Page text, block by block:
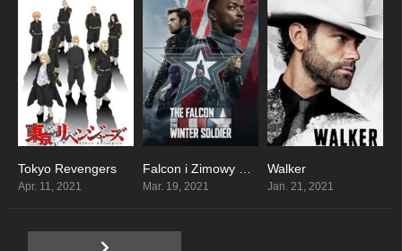
8.598
Tokyo Revengers
Apr. 11, 2021
7.75
Mar. 19, 2021
Walker
Jan. 21, 2021